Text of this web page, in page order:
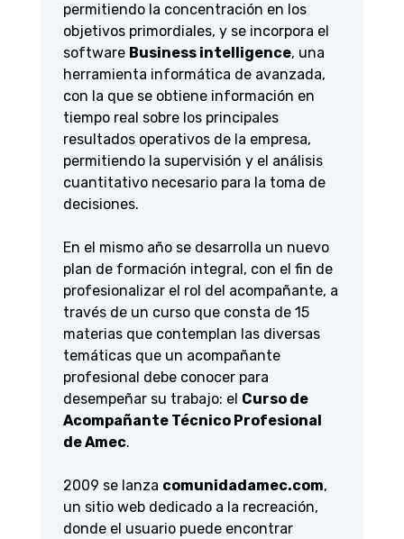
permitiendo la concentración en los
objetivos primordiales, y se incorpora el
software Business intelligence, una
herramienta informática de avanzada,
con la que se obtiene información en
tiempo real sobre los principales
resultados operativos de la empresa,
permitiendo la supervisión y el análisis
cuantitativo necesario para la toma de
decisiones.
En el mismo año se desarrolla un nuevo
plan de formación integral, con el fin de
profesionalizar el rol del acompañante, a
través de un curso que consta de 15
materias que contemplan las diversas
temáticas que un acompañante
profesional debe conocer para
desempeñar su trabajo: el Curso de
Acompañante Técnico Profesional
de Amec.
2009 se lanza comunidadamec.com,
un sitio web dedicado a la recreación,
donde el usuario puede encontrar